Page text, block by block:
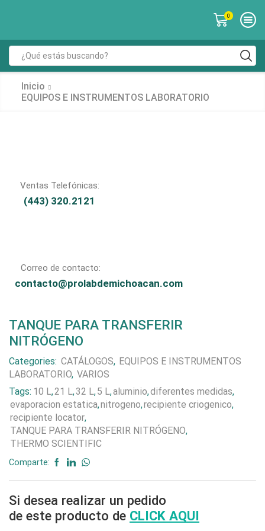
0
Inicio
EQUIPOS E INSTRUMENTOS LABORATORIO
Ventas Telefónicas:
(443) 320.2121
Correo de contacto:
contacto@prolabdemichoacan.com
TANQUE PARA TRANSFERIR
NITRÓGENO
Categories: CATÁLOGOS, EQUIPOS E INSTRUMENTOS
LABORATORIO, VARIOS
Tags: 10 L,21 L,32 L,5 L,aluminio,diferentes medidas,
evaporacion estatica,nitrogeno,recipiente criogenico,
recipiente locator,
TANQUE PARA TRANSFERIR NITRÓGENO,
THERMO SCIENTIFIC
Comparte:
Si desea realizar un pedido
de este producto de CLICK AQUI